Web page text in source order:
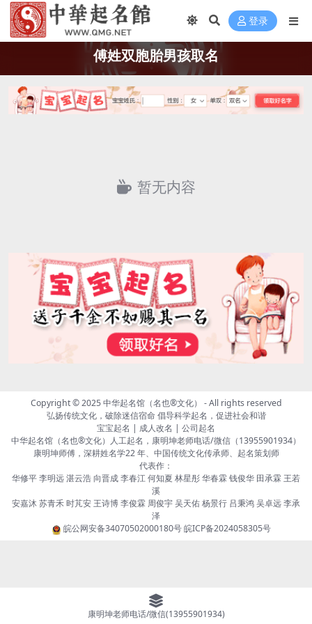
登录
傅姓双胞胎男孩取名
暂无内容
Copyright © 2025中华起名馆（名也®文化） - All rights reserved
弘扬传统文化，破除迷信宿命 倡导科学起名，促进社会和谐
宝宝起名 | 成人改名 | 公司起名
中华起名馆（名也®文化）人工起名，康明坤老师电话/微信（13955901934）
康明坤师傅，深耕姓名学22 年、中国传统文化传承师、起名策划师
代表作：
华修平 李明远 湛云浩 向晋成 李春江 何知夏 林星彤 华春霖 钱俊华 田承霖 王若
溪
安嘉沐 苏青禾 时芃安 王诗博 李俊霖 周俊宇 吴天佑 杨景行 吕秉鸿 吴卓远 李承
泽
皖公网安备34070502000180号皖ICP备2024058305号
康明坤老师电话/微信(13955901934)